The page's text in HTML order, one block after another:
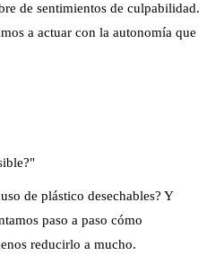
de sentimientos de culpabilidad.
a actuar con la autonomía que
de plástico desechables? Y
paso a paso cómo
reducirlo a mucho.